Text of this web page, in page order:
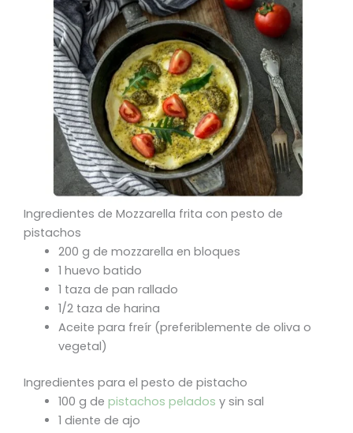
Ingredientes de Mozzarella frita con pesto de
pistachos
200 g de mozzarella en bloques
1 huevo batido
1 taza de pan rallado
1/2 taza de harina
Aceite para freír (preferiblemente de oliva o
vegetal)
Ingredientes para el pesto de pistacho
100 g de pistachos pelados y sin sal
1 diente de ajo